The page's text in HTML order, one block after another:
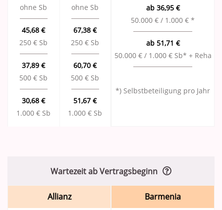
ohne Sb
45,68 €
250 € Sb
37,89 €
500 € Sb
30,68 €
1.000 € Sb
ohne Sb
67,38 €
250 € Sb
60,70 €
500 € Sb
51,67 €
1.000 € Sb
ab 36,95 €
50.000 € / 1.000 € *
ab 51,71 €
50.000 € / 1.000 € Sb* + Reha
*) Selbstbeteiligung pro Jahr
Wartezeit ab Vertragsbeginn
Allianz Barmenia